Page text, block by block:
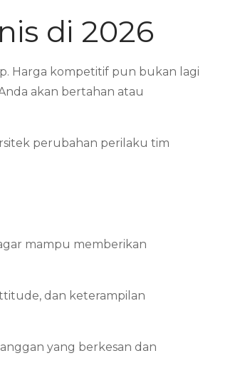
di 2026
Harga kompetitif pun bukan lagi
akan bertahan atau
perubahan perilaku tim
mampu memberikan
dan keterampilan
yang berkesan dan